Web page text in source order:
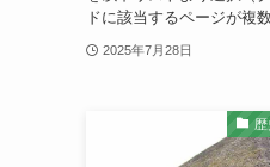
ドに該当するページが複
2025年7月28日